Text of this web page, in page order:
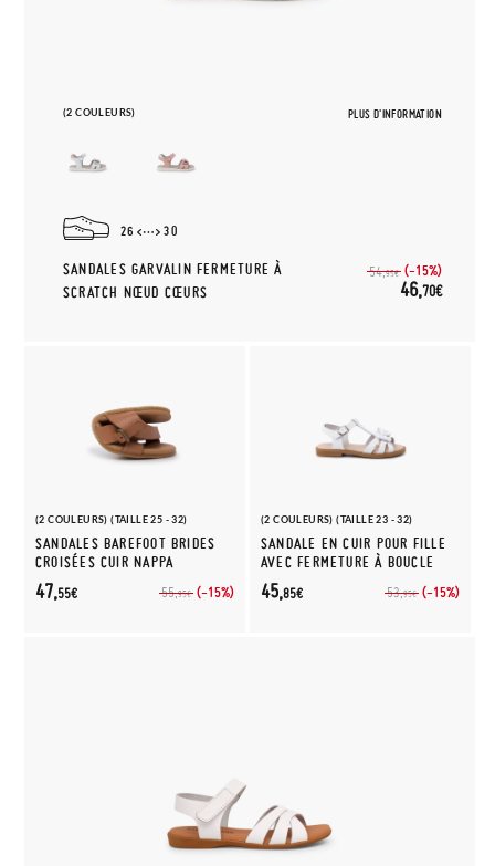
(2 COULEURS) PLUS D'INFORMATION
26 30
SANDALES GARVALIN FERMETURE À
SCRATCH NŒUD CŒURS
54,95€ (-15%)
46,70€
(2 COULEURS) (TAILLE 25 - 32)
SANDALES BAREFOOT BRIDES
CROISÉES CUIR NAPPA
55,95€ (-15%)
47,55€
(2 COULEURS) (TAILLE 23 - 32)
SANDALE EN CUIR POUR FILLE
AVEC FERMETURE À BOUCLE
53,95€ (-15%)
45,85€